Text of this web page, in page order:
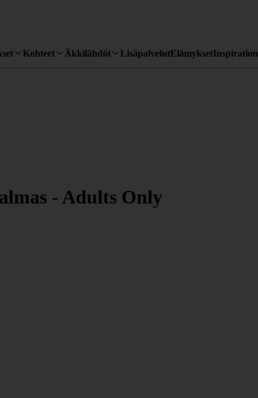
Kohteet Äkkilähdöt LisäpalvelutElämyksetInspiration
- Adults Only